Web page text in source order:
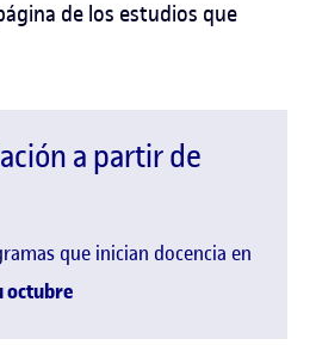
de los estudios que
a partir de
que inician docencia en
octubre